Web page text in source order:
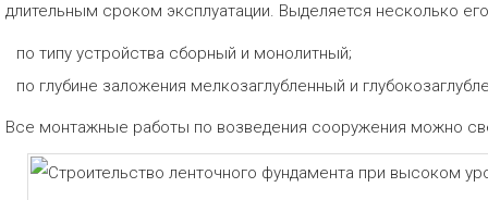
длительным сроком эксплуатации. Выделяется несколько
по типу устройства сборный и монолитный;
по глубине заложения мелкозаглубленный и
Все монтажные работы по возведения сооружения можно